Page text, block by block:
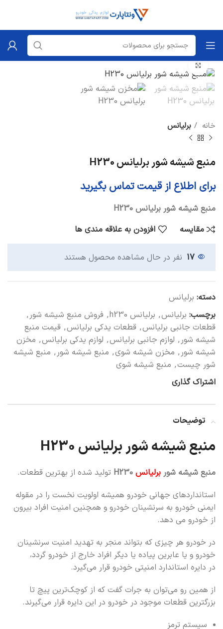
خانه برلیانس
منبع شیشه شور برلیانس H230
برای اطلاع از قیمت تماس بگیرید
منبع شیشه شور برلیانس H230
مقایسه
افزودن به علاقه مندی ها
17 نفر در حال مشاهده محصول هستند
دسته: برلیانس
برچسب: برلیانس, برلیانس h230 , فروش منبع شیشه شور,
قطعات جانبی برلیانس, قطعات یدکی برلیانس, قیمت منبع
شیشه شور, لوازم جانبی برلیانس, لوازم یدکی برلیانس, مخزن
شیشه شور, مخزن شیشه شوی, منبع شیشه شور, منبع شیشه
شور چیست, منبع شیشه شوی
اشتراک گذاری
توضیحات
منبع شیشه شور برلیانس H230
منبع شیشه شور برلیانس H230 تولید شده از بهترین قطعات.
استانداردهای جهانی خودرو همیشه اولویت نخست را در مقوله
ایمنی خودرو به سرنشینان خودرو و همچنین امنیت افراد بیرون
از خودرو می دهد.
در خودرو هر چیزی که بتواند منجر به تهدید امنیت سرنشینان
خودرو و یا عابرین پیاده یا دیگر افراد خارج از خودرو گردد،
در دایره استاندارد امنیتی خودرو قرار می‌گیرد.
از همین رو می‌توان به جرات گفت که از کوچک‌ترین پیچ تا
بزرگترین قطعات موجود در خودرو در این دایره قرار می‌گیرند.
سیستم ترمز